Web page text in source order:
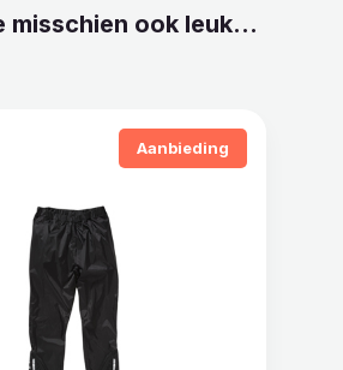
misschien ook leuk...
Aanbieding